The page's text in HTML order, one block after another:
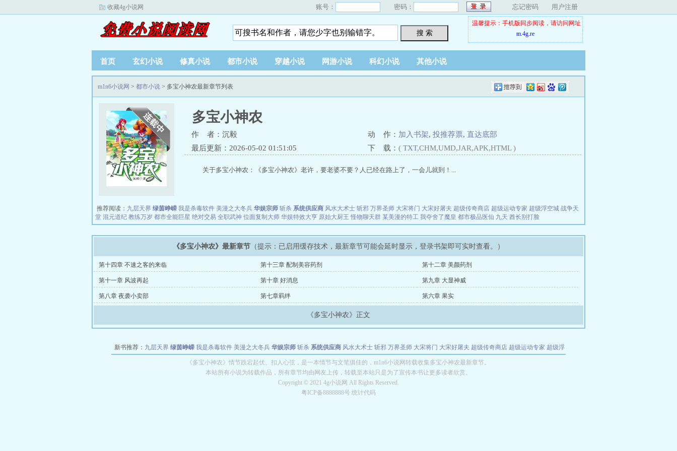
收藏4g小说网 账号： 密码： 忘记密码 用户注册
搜 索
温馨提示：手机版同步阅读，请访问网址
m.4g.re
首页 玄幻小说 修真小说 都市小说 穿越小说 网游小说 科幻小说 其他小说
m1n6小说网 > 都市小说 > 多宝小神农最新章节列表
多宝小神农
作 者：沉毅 动 作： 加入书架, 投推荐票, 直达底部
最后更新：2026-05-02 01:51:05
下 载： ( TXT,CHM,UMD,JAR,APK,HTML )
关于多宝小神农：《多宝小神农》老许，要老婆不要？人已经在路上了，一会儿就到！...
推荐阅读： 九层天界 绿茵峥嵘 我是杀毒软件 美漫之大冬兵 华娱宗师 斩杀 系统供应商 风水大术士 斩邪 万界圣师 大宋将门 大宋好屠夫 超级传奇商店 超级运动专家 超级浮空城 战争天
堂 混元道纪 教练万岁 都市全能巨星 绝对交易 全职武神 位面复制大师 华娱特效大亨 原始大厨王 怪物聊天群 某美漫的特工 我夺舍了魔皇 都市极品医仙 九天 酋长别打脸
《多宝小神农》最新章节 （提示：已启用缓存技术，最新章节可能会延时显示，登录书架即可实时查看。）
第十四章 不速之客的来临 第十三章 配制美容药剂 第十二章 美颜药剂
第十一章 风波再起 第十章 好消息 第九章 大显神威
第八章 夜袭小卖部 第七章羁绊 第六章 果实
《多宝小神农》正文
新书推荐： 九层天界 绿茵峥嵘 我是杀毒软件 美漫之大冬兵 华娱宗师 斩杀 系统供应商 风水大术士 斩邪 万界圣师 大宋将门 大宋好屠夫 超级传奇商店 超级运动专家 超级浮
教练万岁 都市全能巨星 绝对交易 全职武神 位面复制大师 华娱特效大亨 原始大厨王 怪物聊天群 某美漫的特工 我夺舍了魔皇
长别打脸
《多宝小神农》情节跌宕起伏、扣人心弦，是一本情节与文笔俱佳的，m1n6小说网转载收集多宝小神农最新章节。
本站所有小说为转载作品，所有章节均由网友上传，转载至本站只是为了宣传本书让更多读者欣赏。
Copyright © 2021 4g小说网 All Rights Reserved.
粤ICP备8888888号 统计代码